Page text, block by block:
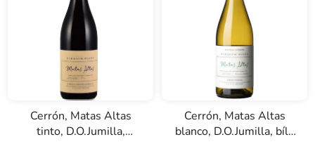
Cerrón, Matas Altas
tinto, D.O.Jumilla,
Cerrón, Matas Altas
blanco, D.O.Jumilla, bílé